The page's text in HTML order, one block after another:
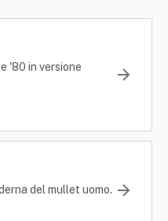
'80 in versione
del mullet uomo.